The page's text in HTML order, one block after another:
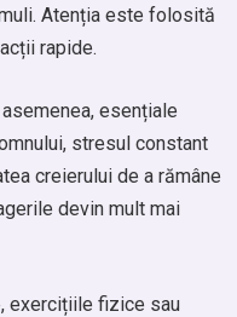
Atenția este folosită
rapide.
esențiale
stresul constant
creierului de a rămâne
devin mult mai
exercițiile fizice sau